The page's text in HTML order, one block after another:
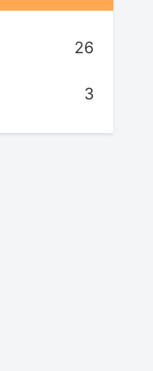
26
3